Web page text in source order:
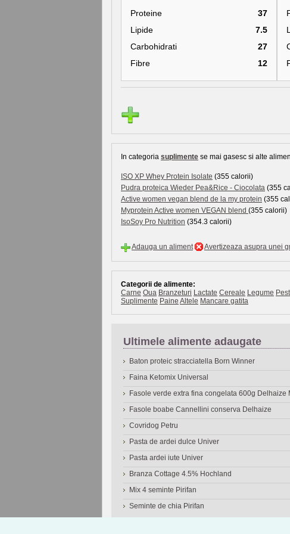
Proteine
37
Lipide
7.5
Carbohidrati
27
Fibre
12
In categoria suplimente se mai gasesc si alte
ISO XP Whey Protein Isolate (355 calorii)
Pudra proteica Wieder Pea&Rice - Ciocolata (355
Active women vegan blend de la my protein (355
Myprotein Active women VEGAN blend (355 calorii)
IsoSoy Pro Nutrition (354.3 calorii)
Adauga un aliment Avertizeaza asupra unei
Categorii de alimente:
Carne Oua Branzeturi Lactate Cereale Legume
Suplimente Paine Altele Mancare gatita
Ultimele alimente adaugate
Baton proteic stracciatella Born Winner
Faina Ketomix Universal
Fasole verde extra fina congelata 600g Delhaize
Fasole boabe Cannellini conserva Delhaize
Covridog Petru
Pasta de ardei dulce Univer
Pasta ardei iute Univer
Branza Cottage 4.5% Hochland
Mix 4 seminte Pirifan
Seminte de chia Pirifan